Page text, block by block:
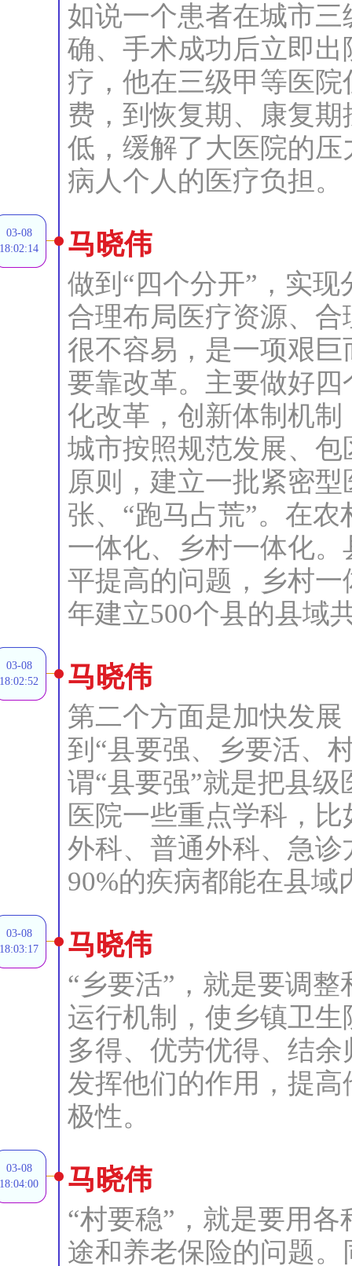
如说一个患者在城市
确、手术成功后立即
疗，他在三级甲等医
费，到恢复期、康复
低，缓解了大医院的
病人个人的医疗负担。
03-08
18:02:14
马晓伟
做到“四个分开”，实
合理布局医疗资源、
很不容易，是一项艰
要靠改革。主要做好
化改革，创新体制机
城市按照规范发展、
原则，建立一批紧密
张、“跑马占荒”。在
一体化、乡村一体化
平提高的问题，乡村
年建立500个县的县域
03-08
18:02:52
马晓伟
第二个方面是加快发
到“县要强、乡要活、
谓“县要强”就是把县
医院一些重点学科，
外科、普通外科、急
90%的疾病都能在县域
03-08
18:03:17
马晓伟
“乡要活”，就是要调
运行机制，使乡镇卫
多得、优劳优得、结
发挥他们的作用，提
极性。
03-08
18:04:00
马晓伟
“村要稳”，就是要用
途和养老保险的问题